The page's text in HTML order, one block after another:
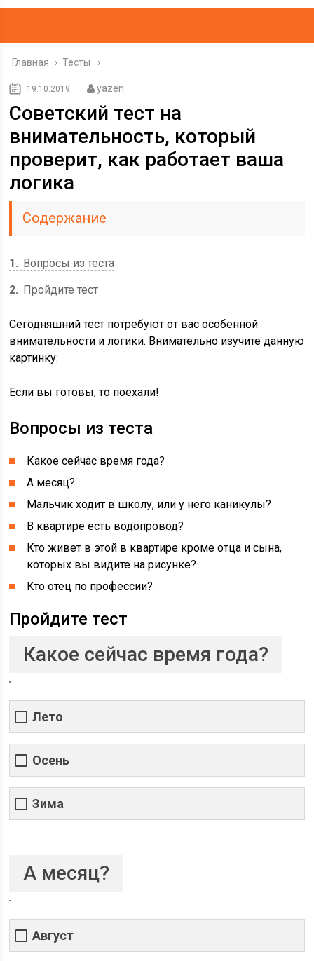
Главная › Тесты
19.10.2019 yazen
Советский тест на
внимательность, который
проверит, как работает ваша
логика
Содержание
1
Вопросы из теста
2
Пройдите тест
Сегодняшний тест потребуют от вас особенной
внимательности и логики. Внимательно изучите данную
картинку:
Если вы готовы, то поехали!
Вопросы из теста
Какое сейчас время года?
А месяц?
Мальчик ходит в школу, или у него каникулы?
В квартире есть водопровод?
Кто живет в этой в квартире кроме отца и сына,
которых вы видите на рисунке?
Кто отец по профессии?
Пройдите тест
Какое сейчас время года?
Лето
Осень
Зима
А месяц?
Август